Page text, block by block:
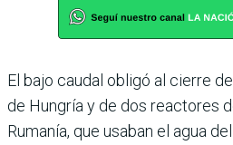
El bajo caudal obligó al cierre
de Hungría y de dos reactores
Rumanía, que usaban el agua